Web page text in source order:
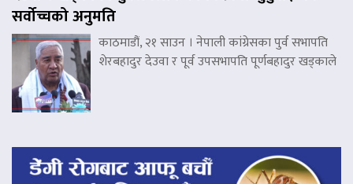
सर्वोच्चको अनुमति
काठमाडौं, २१ साउन । नेपाली कांग्रेसका पुर्व सभापति
शेरबहादुर देउवा र पूर्व उपसभापति पूर्णबहादुर खड्काले